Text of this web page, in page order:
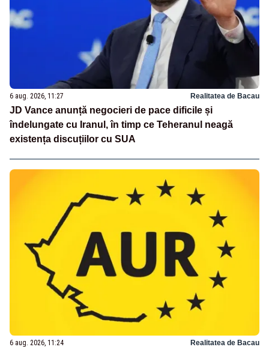
6 aug. 2026, 11:27 Realitatea de Bacau
JD Vance anunță negocieri de pace dificile și
îndelungate cu Iranul, în timp ce Teheranul neagă
existența discuțiilor cu SUA
6 aug. 2026, 11:24 Realitatea de Bacau